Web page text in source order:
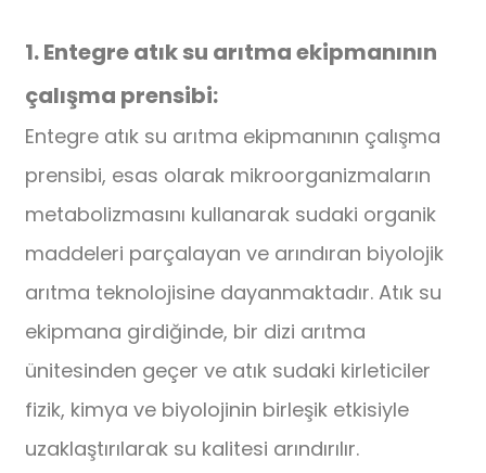
1. Entegre atık su arıtma ekipmanının
çalışma prensibi:
Entegre atık su arıtma ekipmanının çalışma
prensibi, esas olarak mikroorganizmaların
metabolizmasını kullanarak sudaki organik
maddeleri parçalayan ve arındıran biyolojik
arıtma teknolojisine dayanmaktadır. Atık su
ekipmana girdiğinde, bir dizi arıtma
ünitesinden geçer ve atık sudaki kirleticiler
fizik, kimya ve biyolojinin birleşik etkisiyle
uzaklaştırılarak su kalitesi arındırılır.